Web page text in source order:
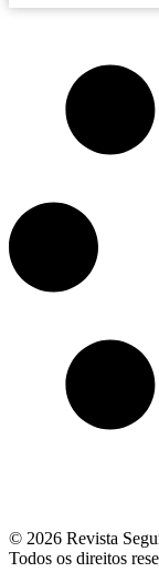
© 2026 Revista
Todos os direitos